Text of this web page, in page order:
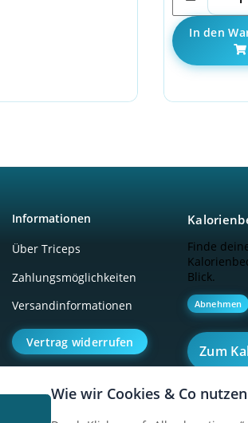
Wie wir Cookies & Co nutzen
In den
Informationen
Über Triceps
Zahlungsmöglichkeiten
Versandinformationen
Vertrag widerrufen
Finde
Blick.
Abnehmen
Zum